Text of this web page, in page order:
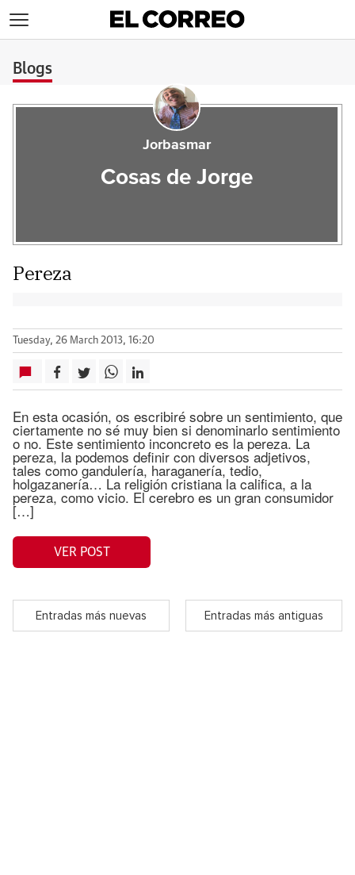
Blogs
Jorbasmar
Cosas de Jorge
Pereza
Tuesday, 26 March 2013, 16:20
En esta ocasión, os escribiré sobre un sentimiento, que
ciertamente no sé muy bien si denominarlo sentimiento
o no. Este sentimiento inconcreto es la pereza. La
pereza, la podemos definir con diversos adjetivos,
tales como gandulería, haraganería, tedio,
holgazanería… La religión cristiana la califica, a la
pereza, como vicio. El cerebro es un gran consumidor
[…]
VER POST
Entradas más nuevas Entradas más antiguas